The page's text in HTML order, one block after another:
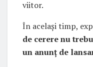
viitor.
În același timp,
de cerere nu
un anunț de